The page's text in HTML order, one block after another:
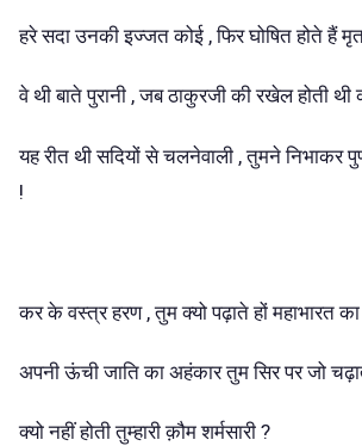
हरे सदा उनकी इज्जत कोई , फिर घोषित होते हैं
वे थी बाते पुरानी , जब ठाकुरजी की रखेल होती थी
यह रीत थी सदियों से चलनेवाली ,‌ तुमने निभाकर
!
कर के वस्त्र हरण , तुम क्यो पढ़ाते हों महाभारत का
अपनी ऊंची जाति का अहंकार तुम सिर पर जो
क्यो नहीं होती तुम्हारी क़ौम शर्मसारी ?